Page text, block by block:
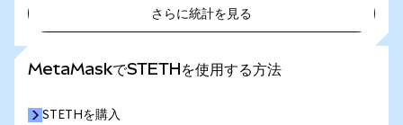
さらに統計を見る
MetaMaskでSTETHを使用する方法
STETHを購入